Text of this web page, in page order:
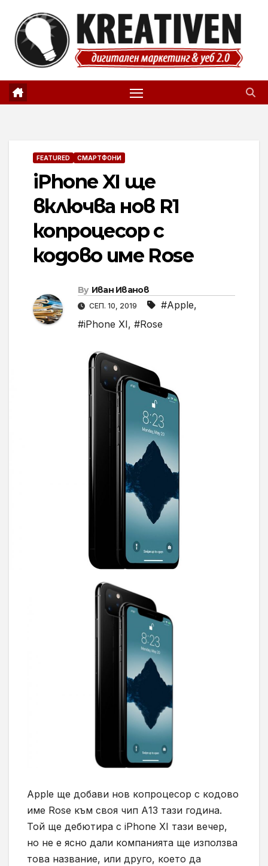
content
FEATURED СМАРТФОНИ
iPhone XI ще
включва нов R1
копроцесор с
кодово име Rose
By Иван Иванов
СЕП. 10, 2019 #Apple,
#iPhone XI, #Rose
Apple ще добави нов копроцесор с кодово
име Rose към своя чип А13 тази година.
Той ще дебютира с iPhone XI тази вечер,
но не е ясно дали компанията ще използва
това название, или друго, което да